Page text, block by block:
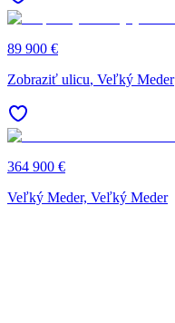
89 900 €
Zobraziť ulicu, Veľký Meder
364 900 €
Veľký Meder, Veľký Meder